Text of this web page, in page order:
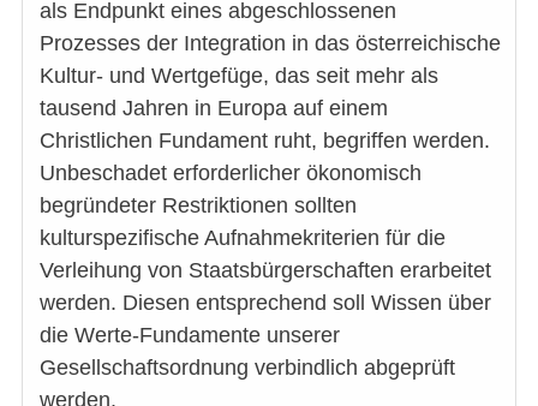
als Endpunkt eines abgeschlossenen
Prozesses der Integration in das österreichische
Kultur- und Wertgefüge, das seit mehr als
tausend Jahren in Europa auf einem
Christlichen Fundament ruht, begriffen werden.
Unbeschadet erforderlicher ökonomisch
begründeter Restriktionen sollten
kulturspezifische Aufnahmekriterien für die
Verleihung von Staatsbürgerschaften erarbeitet
werden. Diesen entsprechend soll Wissen über
die Werte-Fundamente unserer
Gesellschaftsordnung verbindlich abgeprüft
werden.